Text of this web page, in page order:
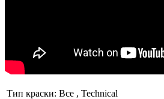
Тип краски: Все , Technical